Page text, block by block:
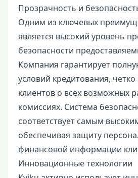
Прозрачность и
Одним из ключевых
является высокий уровень
безопасности
Компания гарантирует
условий кредитования,
клиентов о всех возможных
комиссиях. Система
соответствует самым
обеспечивая защиту
финансовой информации
Инновационные технологии